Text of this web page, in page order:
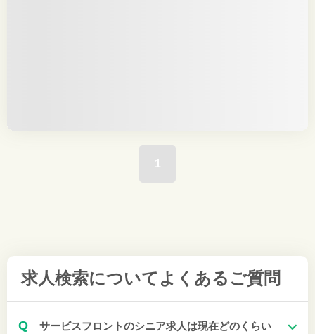
1
求人検索について よくあるご質問
Q
サービスフロントのシニア求人は現在どのくらい